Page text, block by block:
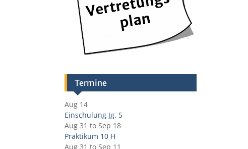
Termine
Aug 14
Einschulung Jg. 5
Aug 31 to Sep 18
Praktikum 10 H
Aug 31 to Sep 11